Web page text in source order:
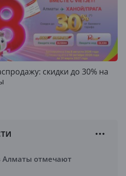
скидки до 30% на
Алматы отмечают